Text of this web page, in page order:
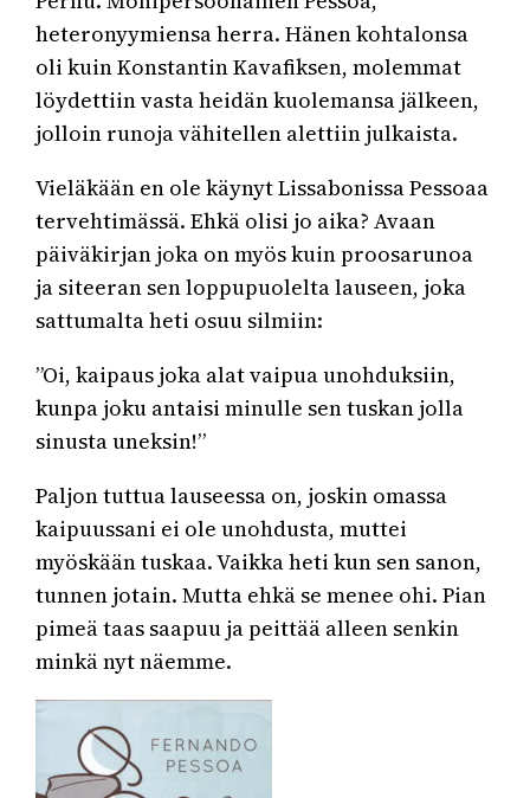
heteronyymiensa herra. Hänen kohtalonsa
oli kuin Konstantin Kavafiksen, molemmat
löydettiin vasta heidän kuolemansa jälkeen,
jolloin runoja vähitellen alettiin julkaista.
Vieläkään en ole käynyt Lissabonissa Pessoaa
tervehtimässä. Ehkä olisi jo aika? Avaan
päiväkirjan joka on myös kuin proosarunoa
ja siteeran sen loppupuolelta lauseen, joka
sattumalta heti osuu silmiin:
”Oi, kaipaus joka alat vaipua unohduksiin,
kunpa joku antaisi minulle sen tuskan jolla
sinusta uneksin!”
Paljon tuttua lauseessa on, joskin omassa
kaipuussani ei ole unohdusta, muttei
myöskään tuskaa. Vaikka heti kun sen sanon,
tunnen jotain. Mutta ehkä se menee ohi. Pian
pimeä taas saapuu ja peittää alleen senkin
minkä nyt näemme.